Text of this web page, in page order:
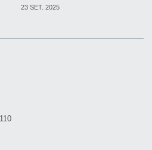
23 SET. 2025